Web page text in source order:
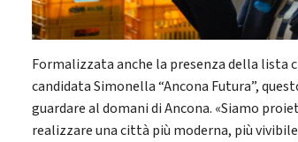
Formalizzata anche la presenza della lista
candidata Simonella “Ancona Futura”,
guardare al domani di Ancona. «Siamo
realizzare una città più moderna, più